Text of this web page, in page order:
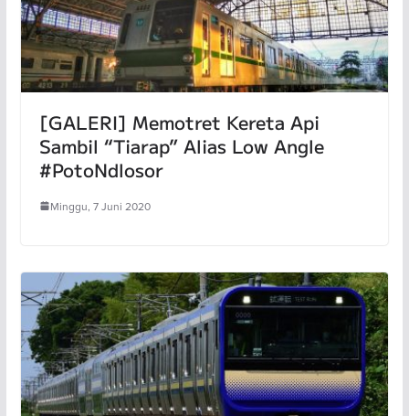
[GALERI] Memotret Kereta Api
Sambil “Tiarap” Alias Low Angle
#PotoNdlosor
Minggu, 7 Juni 2020